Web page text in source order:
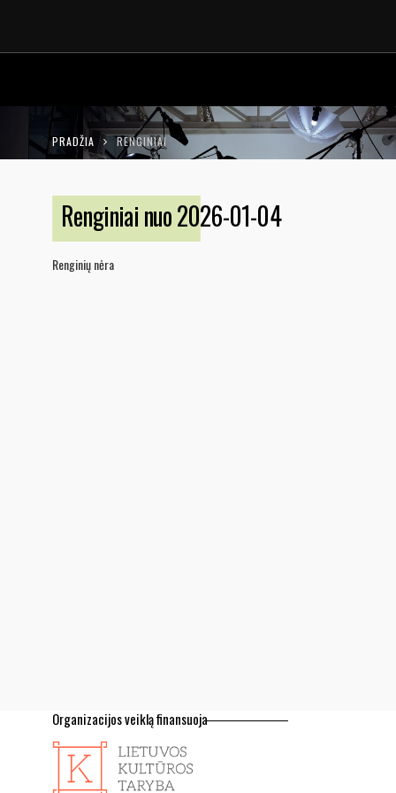
LT EN
PRADŽIA RENGINIAI
Renginiai nuo 2026-01-04
Renginių nėra
Organizacijos veiklą finansuoja